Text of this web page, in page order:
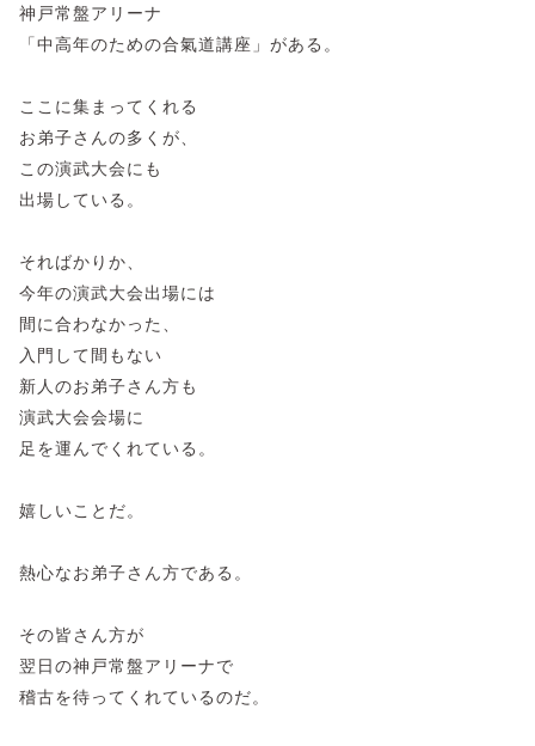
神戸常盤アリーナ
「中高年のための合氣道講座」がある。
ここに集まってくれる
お弟子さんの多くが、
この演武大会にも
出場している。
そればかりか、
今年の演武大会出場には
間に合わなかった、
入門して間もない
新人のお弟子さん方も
演武大会会場に
足を運んでくれている。
嬉しいことだ。
熱心なお弟子さん方である。
その皆さん方が
翌日の神戸常盤アリーナで
稽古を待ってくれているのだ。